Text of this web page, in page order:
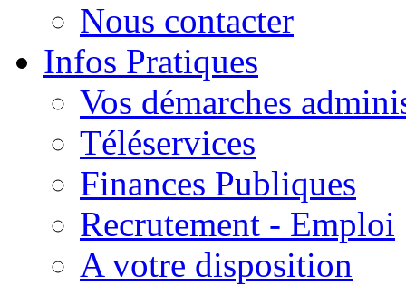
Nous contacter
Infos Pratiques
Vos démarches
Téléservices
Finances Publiques
Recrutement - Emploi
A votre disposition